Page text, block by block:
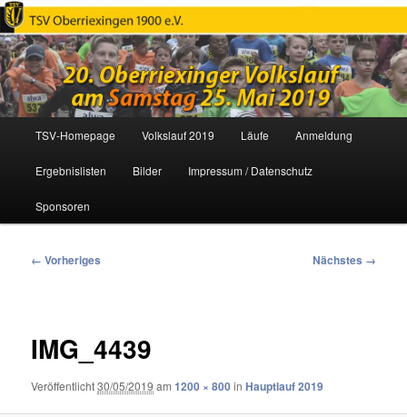
Oberriexinger Volkslauf
Zum
primären
Inhalt
springen
TSV-Homepage Volkslauf 2019 Läufe Anmeldung
Ergebnislisten Bilder Impressum / Datenschutz
Sponsoren
Bilder-
← Vorheriges Nächstes →
IMG_4439
Veröffentlicht30/05/2019 am1200 × 800inHauptlauf 2019